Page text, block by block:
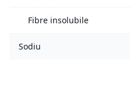
Fibre insolubile
Sodiu